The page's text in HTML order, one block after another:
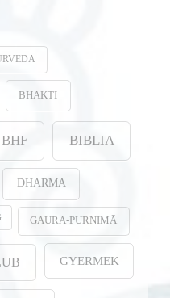
BHAKTI
BHF BIBLIA
DHARMA
GAURA-PURṆIMĀ
GYERMEK